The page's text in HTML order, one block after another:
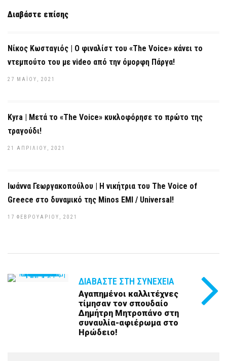
Διαβάστε επίσης
Νίκος Κωσταγιός | Ο φιναλίστ του «The Voice» κάνει το
ντεμπούτο του με video από την όμορφη Πάργα!
27 ΜΑΪ́ΟΥ, 2021
Kyra | Μετά το «The Voice» κυκλοφόρησε το πρώτο της
τραγούδι!
21 ΑΠΡΙΛΊΟΥ, 2021
Ιωάννα Γεωργακοπούλου | Η νικήτρια του The Voice of
Greece στο δυναμικό της Minos EMI / Universal!
17 ΦΕΒΡΟΥΑΡΊΟΥ, 2021
ΔΙΑΒΆΣΤΕ ΣΤΗ ΣΥΝΈΧΕΙΑ
Αγαπημένοι καλλιτέχνες
τίμησαν τον σπουδαίο
Δημήτρη Μητροπάνο στη
συναυλία-αφιέρωμα στο
Ηρώδειο!